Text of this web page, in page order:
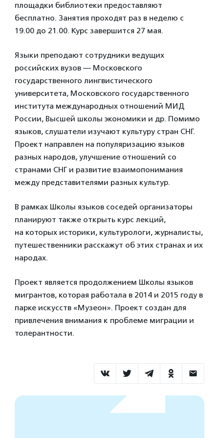
площадки библиотеки предоставляют
бесплатно. Занятия проходят раз в неделю с
19.00 до 21.00. Курс завершится 27 мая.
Языки преподают сотрудники ведущих
российских вузов — Московского
государственного лингвистического
университета, Московского государственного
института международных отношений МИД
России, Высшей школы экономики и др. Помимо
языков, слушатели изучают культуру стран СНГ.
Проект направлен на популяризацию языков
разных народов, улучшение отношений со
странами СНГ и развитие взаимопонимания
между представителями разных культур.
В рамках Школы языков соседей организаторы
планируют также открыть курс лекций,
на которых историки, культурологи, журналисты,
путешественники расскажут об этих странах и их
народах.
Проект является продолжением Школы языков
мигрантов, которая работала в 2014 и 2015 году в
парке искусств «Музеон». Проект создан для
привлечения внимания к проблеме миграции и
толерантности.